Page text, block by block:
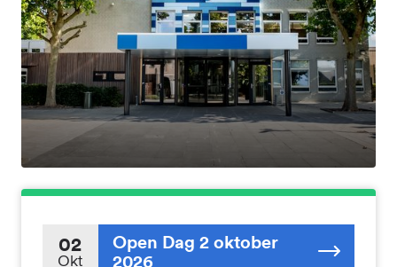
02
Okt
Open Dag 2 oktober
2026